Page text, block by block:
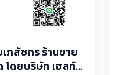
ภสัชกร ร้านขาย
โดยบริษัท เฮลท์